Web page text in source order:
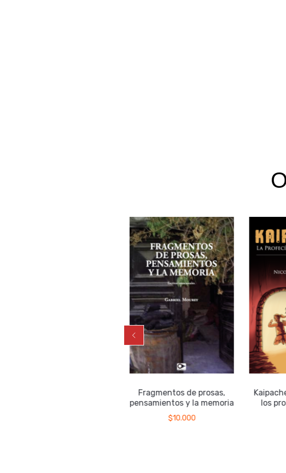
Fragmentos de prosas,
pensamientos y la memoria
10.000
los